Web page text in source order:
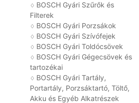
♢ BOSCH Gyári Szűrők és
Filterek
♢ BOSCH Gyári Porzsákok
♢ BOSCH Gyári Szívófejek
♢ BOSCH Gyári Toldócsövek
♢ BOSCH Gyári Gégecsövek és
tartozékai
♢ BOSCH Gyári Tartály,
Portartály, Porzsáktartó, Töltő,
Akku és Egyéb Alkatrészek